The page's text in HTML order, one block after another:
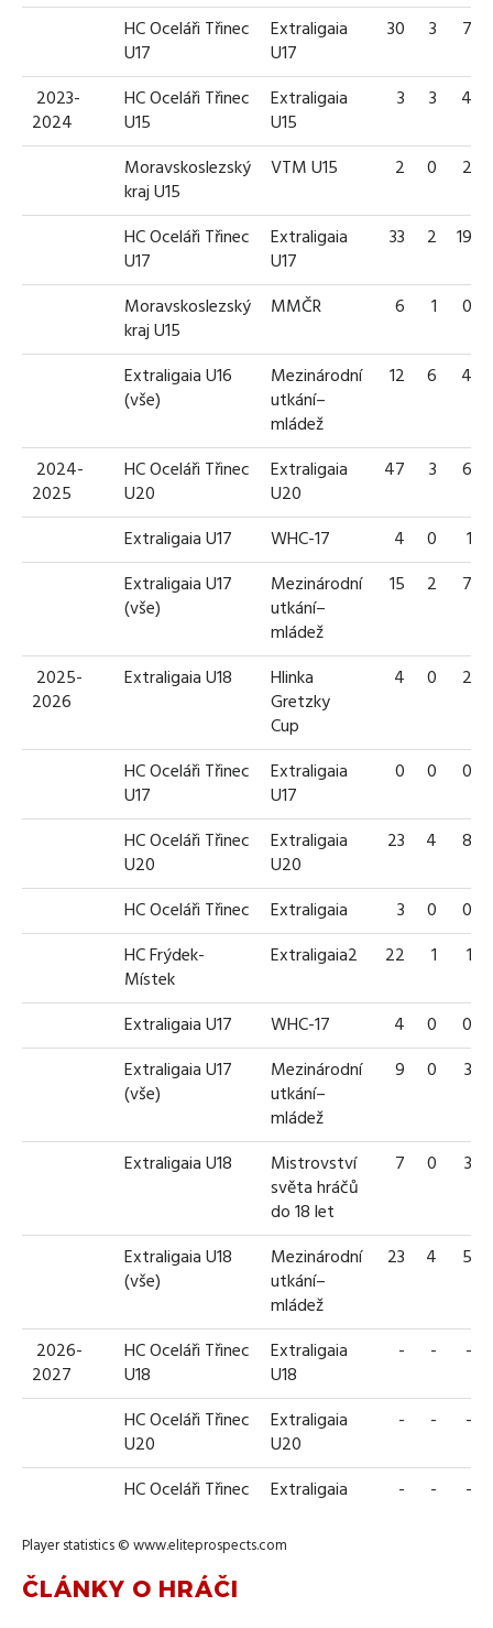
HC Oceláři Třinec
U17
Extraligaia
U17
30 3 7
2023-
2024
HC Oceláři Třinec
U15
Extraligaia
U15
3 3 4
Moravskoslezský
kraj U15
VTM U15 2 0 2
HC Oceláři Třinec
U17
Extraligaia
U17
33 2 19
Moravskoslezský
kraj U15
MMČR 6 1 0
Extraligaia U16
(vše)
Mezinárodní
utkání–
mládež
12 6 4
2024-
2025
HC Oceláři Třinec
U20
Extraligaia
U20
47 3 6
Extraligaia U17 WHC-17 4 0
1
Extraligaia U17
(vše)
Mezinárodní
utkání–
mládež
15 2 7
2025-
2026
Extraligaia U18
Hlinka
Gretzky
Cup
4 0 2
HC Oceláři Třinec
U17
Extraligaia
U17
0 0 0
HC Oceláři Třinec
U20
Extraligaia
U20
23 4 8
HC Oceláři Třinec Extraligaia 3 0
0
HC Frýdek-
Místek
Extraligaia2 22 1 1
Extraligaia U17 WHC-17 4 0
0
Extraligaia U17
(vše)
Mezinárodní
utkání–
mládež
9 0 3
Extraligaia U18
Mistrovství
světa hráčů
do 18 let
7 0 3
Extraligaia U18
(vše)
Mezinárodní
utkání–
mládež
23 4 5
2026-
2027
HC Oceláři Třinec
U18
Extraligaia
U18
- - -
HC Oceláři Třinec
U20
Extraligaia
U20
- - -
HC Oceláři Třinec Extraligaia - - -
Player statistics ©www.eliteprospects.com
ČLÁNKY O HRÁČI